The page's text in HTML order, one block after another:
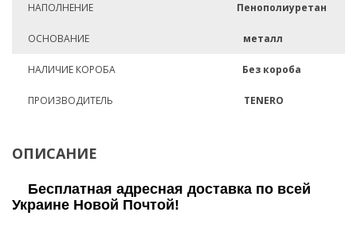
НАПОЛНЕНИЕ Пенополиуретан
ОСНОВАНИЕ металл
НАЛИЧИЕ КОРОБА Без короба
ПРОИЗВОДИТЕЛЬ TENERO
ОПИСАНИЕ
Бесплатная адресная доставка по всей
Украине Новой Почтой!